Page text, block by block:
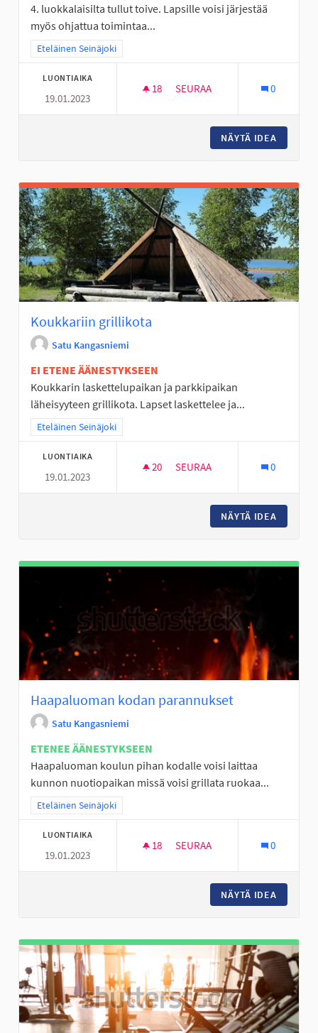
4. luokkalaisilta tullut toive. Lapsille voisi järjestää
myös ohjattua toimintaa...
Rajaa tulokset teeman mukaan: Eteläinen Seinäjoki
Eteläinen Seinäjoki
LUONTIAIKA
19.01.2023
18 18 SEURAAJAA
SEURAA 0
NÄYTÄ IDEA
Koukkariin grillikota
Satu Kangasniemi
EI ETENE ÄÄNESTYKSEEN
Koukkarin laskettelupaikan ja parkkipaikan
läheisyyteen grillikota. Lapset laskettelee ja...
Rajaa tulokset teeman mukaan: Eteläinen Seinäjoki
Eteläinen Seinäjoki
LUONTIAIKA
19.01.2023
20 20 SEURAAJAA
SEURAA 0
NÄYTÄ IDEA
Haapaluoman kodan parannukset
Satu Kangasniemi
ETENEE ÄÄNESTYKSEEN
Haapaluoman koulun pihan kodalle voisi laittaa
kunnon nuotiopaikan missä voisi grillata ruokaa...
Rajaa tulokset teeman mukaan: Eteläinen Seinäjoki
Eteläinen Seinäjoki
LUONTIAIKA
19.01.2023
18 18 SEURAAJAA
SEURAA 0
NÄYTÄ IDEA